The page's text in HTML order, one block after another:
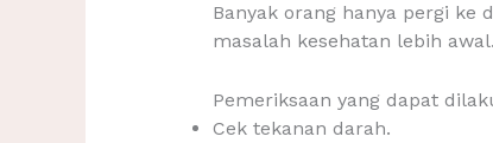
Banyak orang hanya pergi
masalah kesehatan lebih awal.
Pemeriksaan yang dapat
Cek tekanan darah.